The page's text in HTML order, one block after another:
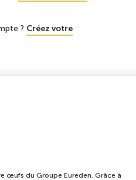
? Créez votre
œufs du Groupe Eureden. Grâce à